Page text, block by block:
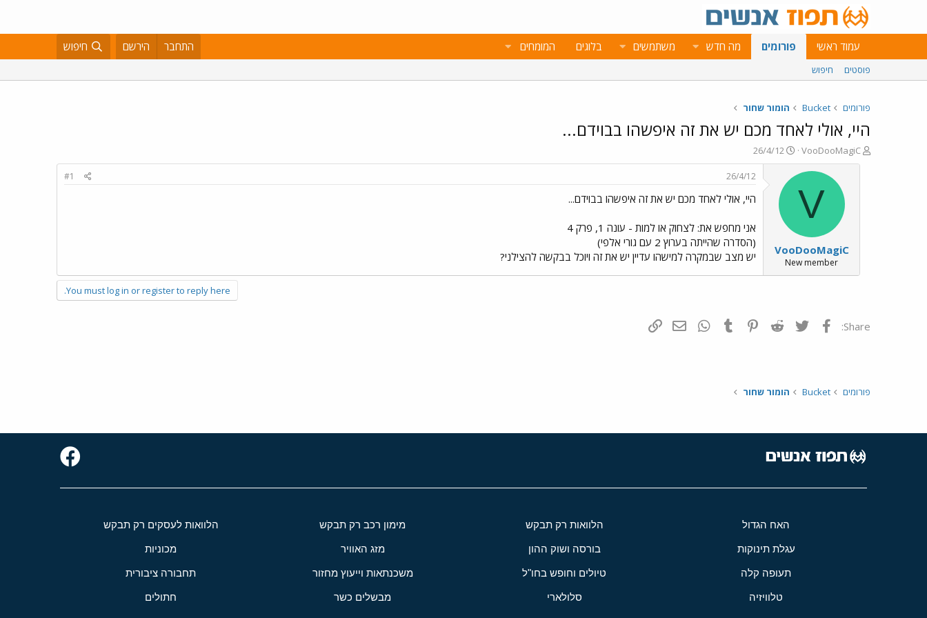
עמוד ראשי פורומים מה חדש משתמשים בלוגים המומחים התחבר הירשם חיפוש
פוסטים חיפוש
פורומים Bucket הומור שחור
היי, אולי לאחד מכם יש את זה איפשהו בבוידם...
פ
ו
VooDooMagiC
פ
ו
ס
ם
ב
ת
ר
ך
26/4/12
V
VooDooMagiC
New member
26/4/12
#1
היי, אולי לאחד מכם יש את זה איפשהו בבוידם...
אני מחפש את: לצחוק או למות - עונה 1, פרק 4
(הסדרה שהייתה בערוץ 2 עם גורי אלפי)
יש מצב שבמקרה למישהו עדיין יש את זה ויוכל בבקשה להצילני?
You must log in or register to reply here.
Share: פייסבוק Twitter
Reddit
Pinterest
Tumblr
WhatsAppדואר אלקטרוני
פורומים Bucket הומור שחור
האח הגדול הלוואות רק תבקש מימון רכב רק תבקש הלוואות לעסקים רק תבקש
עגלת תינוקות בורסה ושוק ההון מזג האוויר מכוניות
תעופה קלה טיולים וחופש בחו"ל משכנתאות וייעוץ מחזור תחבורה ציבורית
טלוויזיה סלולארי מבשלים כשר חתולים